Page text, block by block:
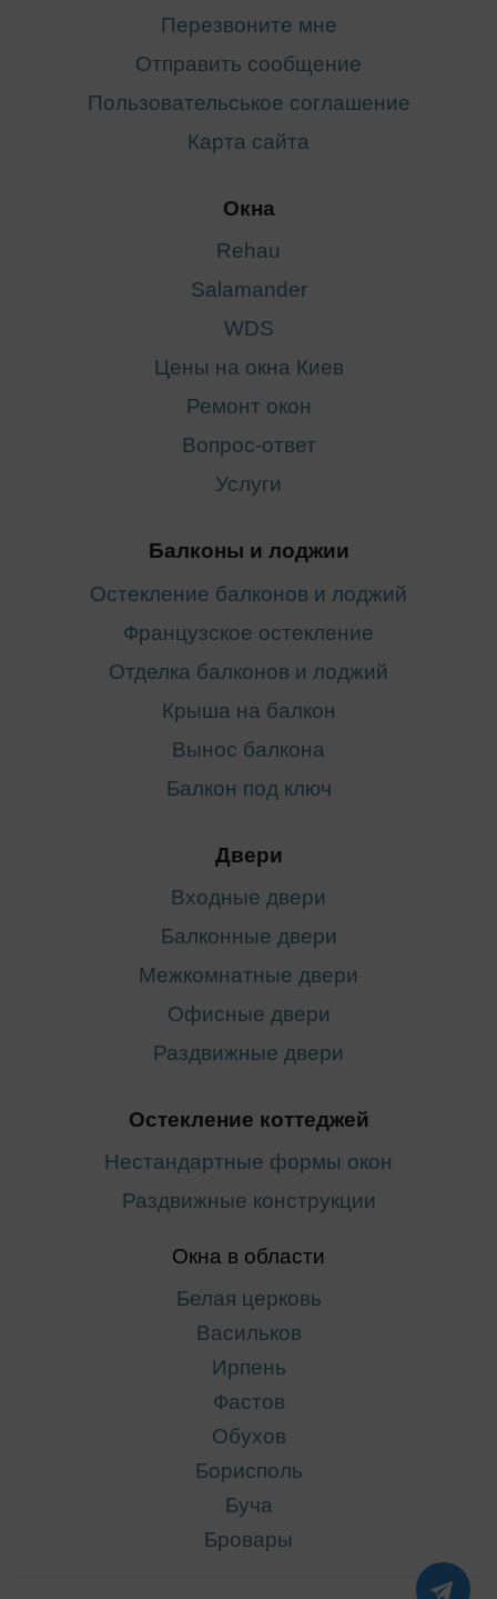
Перезвоните мне
Отправить сообщение
Пользовательськое соглашение
Карта сайта
Окна
Rehau
Salamander
WDS
Цены на окна Киев
Ремонт окон
Вопрос-ответ
Услуги
Балконы и лоджии
Остекление балконов и лоджий
Французское остекление
Отделка балконов и лоджий
Крыша на балкон
Вынос балкона
Балкон под ключ
Двери
Входные двери
Балконные двери
Межкомнатные двери
Офисные двери
Раздвижные двери
Остекление коттеджей
Нестандартные формы окон
Раздвижные конструкции
Окна в области
Белая церковь
Васильков
Ирпень
Фастов
Обухов
Борисполь
Буча
Бровары